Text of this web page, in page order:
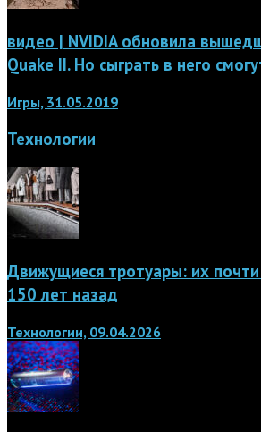
видео | NVIDIA обновила
Quake II. Но сыграть в него
Игры, 31.05.2019
Технологии
Движущиеся тротуары: их
150 лет назад
Технологии, 09.04.2026